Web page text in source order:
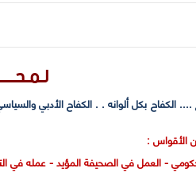
؟ وما أهم سماتها ؟
الكفاح بكل ألوانه . . الكفاح الأدبي
الأقواس :
- العمل في الصحيفة المؤيد - عمله في